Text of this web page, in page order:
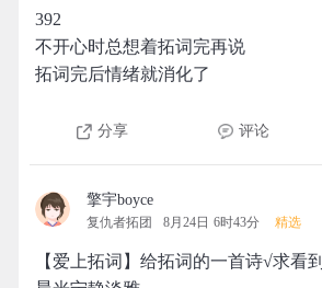
392
不开心时总想着拓词完再说
拓词完后情绪就消化了
分享 评论
擎宇boyce
复仇者拓团 8月24日 6时43分 精选
【爱上拓词】给拓词的一首诗√求看到